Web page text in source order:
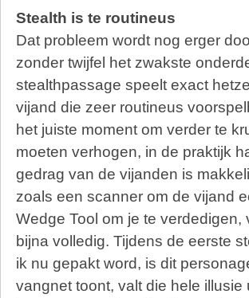
Stealth is te routineus
Dat probleem wordt nog erger
zonder twijfel het zwakste
stealthpassage speelt exact
vijand die zeer routineus
het juiste moment om verder te
moeten verhogen, in de praktijk
gedrag van de vijanden is
zoals een scanner om de vijand
Wedge Tool om je te
bijna volledig. Tijdens de eerste
ik nu gepakt word, is dit
vangnet toont, valt die hele